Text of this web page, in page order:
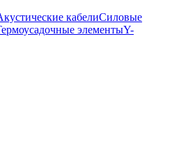
кабелиСиловые
элементыY-